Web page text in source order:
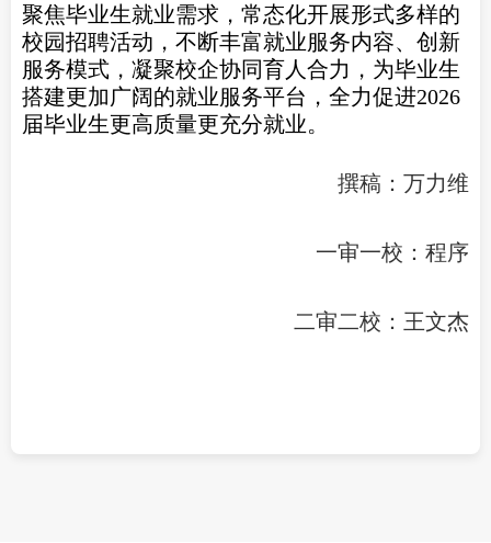
聚焦毕业生就业需求，常态化开展形式多样的
校园招聘活动，不断丰富就业服务内容、创新
服务模式，凝聚校企协同育人合力，为毕业生
搭建更加广阔的就业服务平台，全力促进2026
届毕业生更高质量更充分就业。
撰稿：万力维
一审一校：程序
二审二校：王文杰